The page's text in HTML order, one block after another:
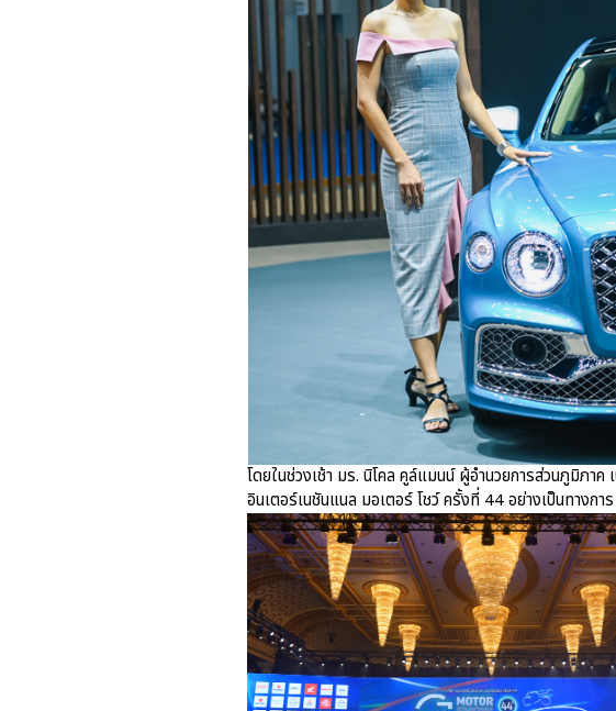
โดยในช่วงเช้า มร. นิโคล คูล์แมนน์ ผู้อำนวยการส่วนภูมิภา
อินเตอร์เนชันแนล มอเตอร์ โชว์ ครั้งที่ 44 อย่างเป็นทางกา